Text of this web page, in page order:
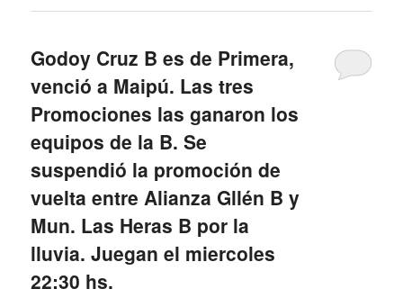
Godoy Cruz B es de Primera,
venció a Maipú. Las tres
Promociones las ganaron los
equipos de la B. Se
suspendió la promoción de
vuelta entre Alianza Gllén B y
Mun. Las Heras B por la
lluvia. Juegan el miercoles
22:30 hs.